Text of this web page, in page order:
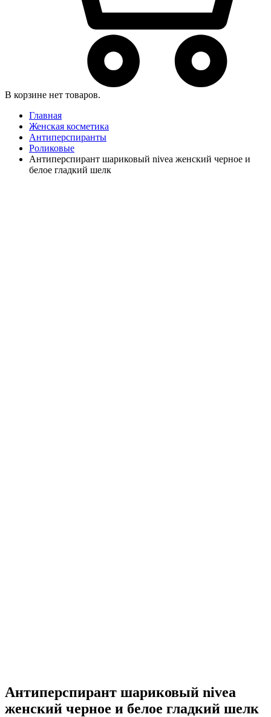
В корзине нет товаров.
Главная
Женская косметика
Антиперспиранты
Роликовые
Антиперспирант шариковый nivea женский черное и
белое гладкий шелк
Антиперспирант шариковый nivea
женский черное и белое гладкий шелк